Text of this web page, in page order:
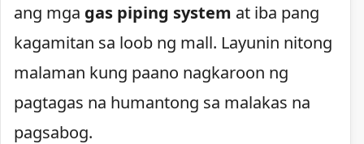
ang mga gas piping system at iba pang
kagamitan sa loob ng mall. Layunin nitong
malaman kung paano nagkaroon ng
pagtagas na humantong sa malakas na
pagsabog.